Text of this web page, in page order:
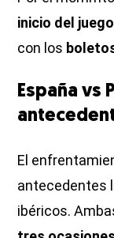
inicio del juego
con los
España vs
El
antecedentes
ibéricos.